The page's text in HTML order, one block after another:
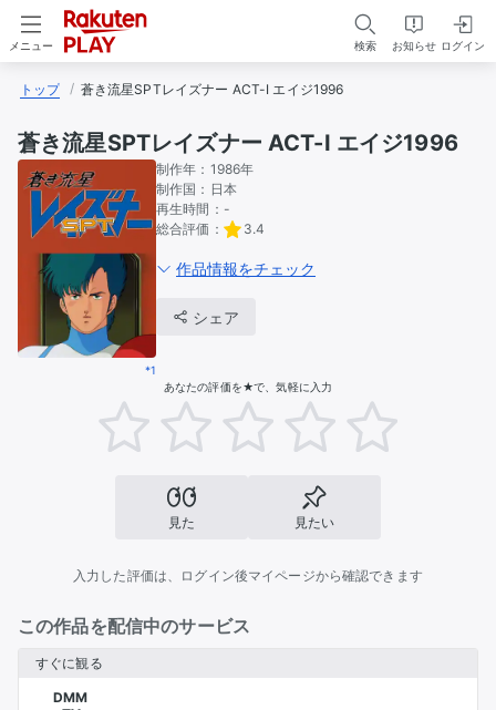
メニュー 検索 お知らせ ログイン
トップ 蒼き流星SPTレイズナー ACT-I エイジ1996
蒼き流星SPTレイズナー ACT-I エイジ1996
*1
制作年： 1986年
制作国： 日本
再生時間： -
総合評価：
3.4
作品情報をチェック
シェア
あなたの評価を★で、気軽に入力
見た 見たい
入力した評価は、ログイン後マイページから確認できます
この作品を配信中のサービス
すぐに観る
DMM